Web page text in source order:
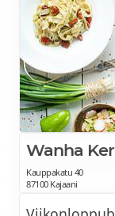
Wanha
Kauppakatu 40
87100 Kajaani